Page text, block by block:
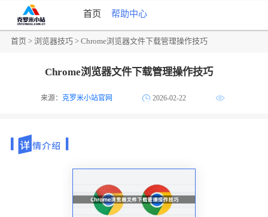
首页 帮助中心
首页 >浏览器技巧 > Chrome浏览器文件下载管理操作技巧
Chrome浏览器文件下载管理操作技巧
来源：克罗米小站官网 2026-02-22